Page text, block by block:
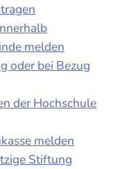
melden
oder bei Bezug
der Hochschule
melden
Stiftung